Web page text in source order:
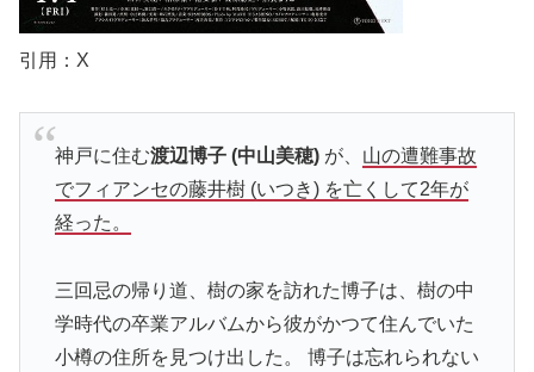
引用：X
神戸に住む渡辺博子 (中山美穂)が、 山の遭難事故
でフィアンセの藤井樹 (いつき) を亡くして2年が
経った。
三回忌の帰り道、樹の家を訪れた博子は、樹の中
学時代の卒業アルバムから彼がかつて住んでいた
小樽の住所を見つけ出した。 博子は忘れられない